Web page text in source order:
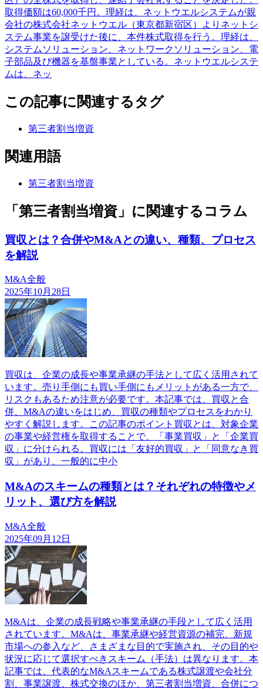
取得価額は60,000千円。理経は、ネットウエルシステムが親
会社の株式会社ネットウエル（東京都新宿区）よりネットシ
ステム事業を譲受けた後に、本件株式取得を行う。理経は、
システムソリューション、ネットワークソリューション、電
子部品及び機器を基盤事業としている。ネットウエルシステ
ムは、ネッ
この記事に関連するタグ
第三者割当増資
関連用語
第三者割当増資
「第三者割当増資」に関連するコラム
買収とは？合併やM&Aとの違い、種類、プロセス
を解説
M&A全般
2025年10月28日
買収は、企業の成長や事業承継の手法として広く活用されて
います。売り手側にも買い手側にもメリットがある一方で、
リスクもあるため注意が必要です。本記事では、買収と合
併、M&Aの違いをはじめ、買収の種類やプロセスをわかり
やすく解説します。この記事のポイント買収とは、対象企業
の事業や経営権を取得することで、「事業買収」と「企業買
収」に分けられる。買収には「友好的買収」と「同意なき買
収」があり、一般的に中小
M&Aのスキームの種類とは？それぞれの特徴やメ
リット、選び方を解説
M&A全般
2025年09月12日
M&Aは、企業の成長戦略や事業承継の手段として広く活用
されています。M&Aは、事業承継や経営資源の補完、新規
市場への参入など、さまざまな目的で実施され、その目的や
状況に応じて選択すべきスキーム（手法）は異なります。本
記事では、代表的なM&Aスキームである株式譲渡や会社分
割、事業譲渡、株式交換のほか、第三者割当増資、合併につ